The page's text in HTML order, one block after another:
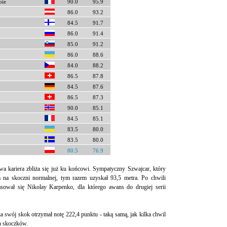
90.0
95.9
86.0
93.2
84.5
91.7
86.0
91.4
85.0
91.2
86.0
88.6
84.0
88.2
86.5
87.8
84.5
87.6
86.5
87.3
90.0
85.1
84.5
85.1
83.5
80.0
83.5
80.0
80.5
76.9
kariera zbliża się już ku końcowi. Sympatyczny Szwajcar, który
na skoczni normalnej, tym razem uzyskał 93,5 metra. Po chwili
się Nikolay Karpenko, dla którego awans do drugiej serii
swój skok otrzymał notę 222,4 punktu - taką samą, jak kilka chwil
skoczków.